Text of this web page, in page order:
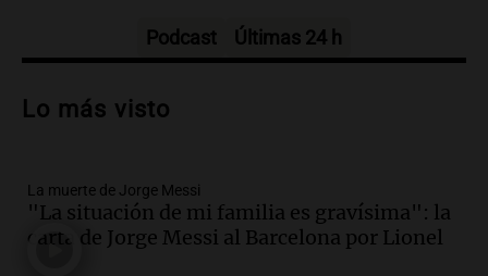
Audio.El Tesoro Nacional captura 12
liquidez de 4 billones
Audio.La lección del Titanic y la
humildad en tiempos de tormenta
según San Ignacio de Loyola
Podcast Últimas 24 h
Lo más visto
La muerte de Jorge Messi
"La situación de mi familia es gravísima": la
carta de Jorge Messi al Barcelona por Lionel